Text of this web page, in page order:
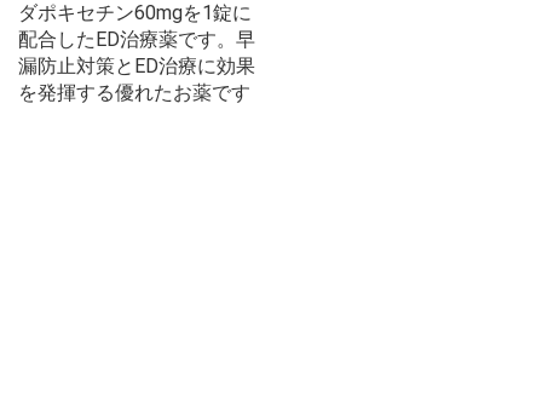
ダポキセチン60mgを1錠に
配合したED治療薬です。早
漏防止対策とED治療に効果
を発揮する優れたお薬です